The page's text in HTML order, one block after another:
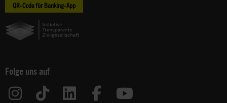
QR-Code für Banking-App
Folge uns auf